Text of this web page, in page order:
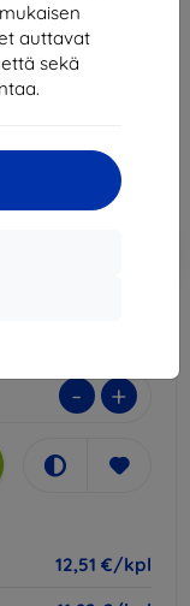
auttavat
sekä
5310 2020
- +
12,51 €/kpl